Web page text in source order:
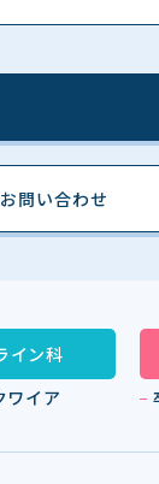
お問い合わせ
イン科
ワイア